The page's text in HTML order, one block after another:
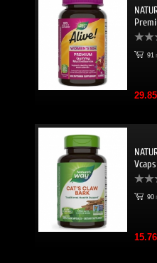
91
Vcaps
90